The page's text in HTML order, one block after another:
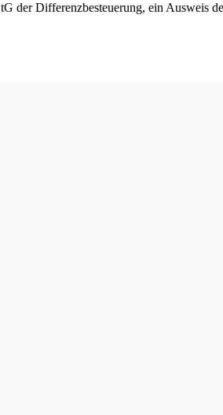
der Differenzbesteuerung, ein Ausweis